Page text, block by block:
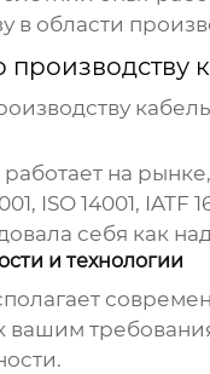
в области
производству
работает на
ISO 14001,
себя как
и технологии
вашим